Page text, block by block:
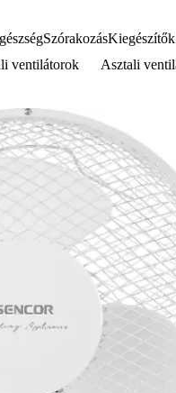
SzórakozásKiegészítők
ventilátorok
Asztali